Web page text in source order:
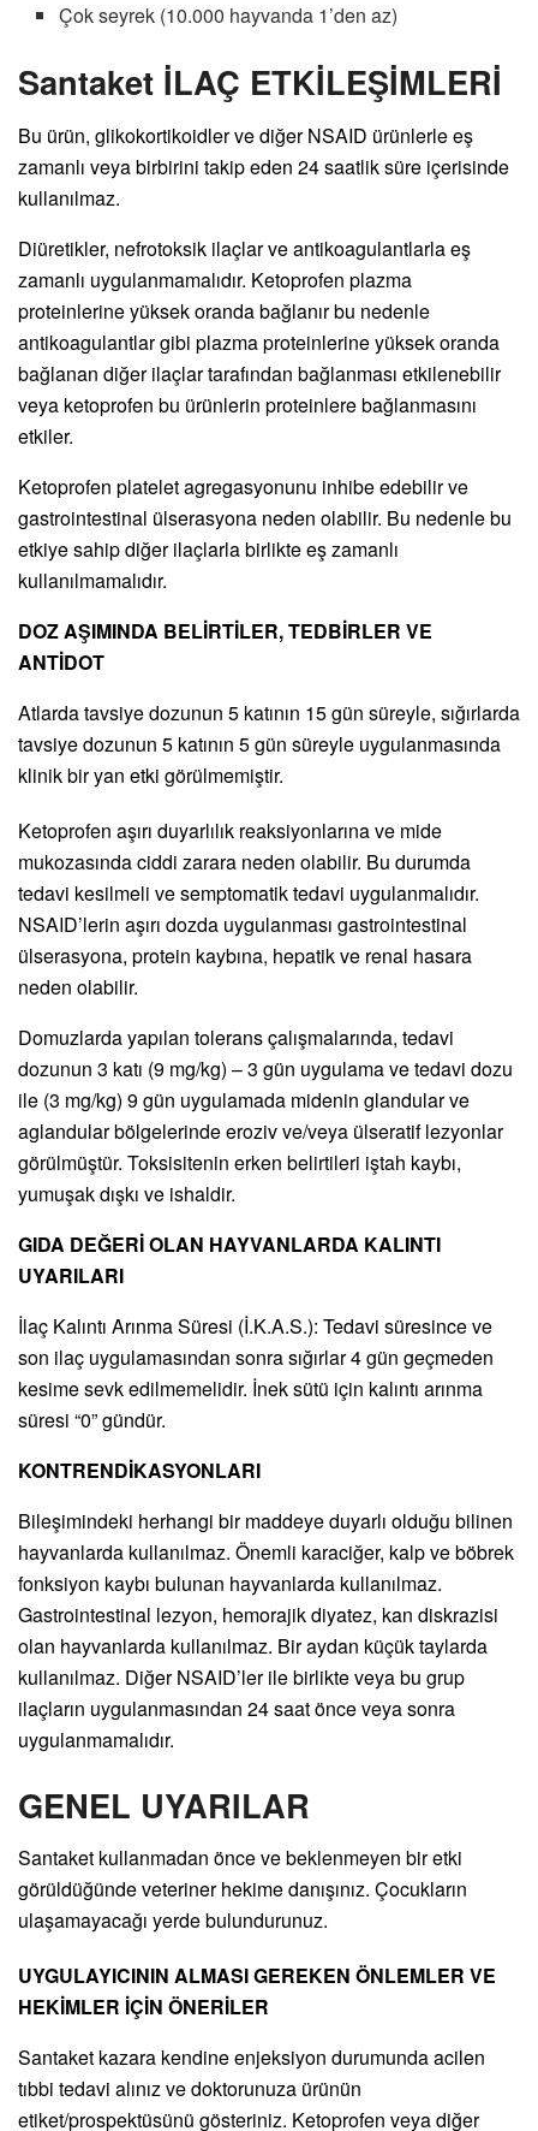
Çok seyrek (10.000 hayvanda 1’den az)
Santaket İLAÇ ETKİLEŞİMLERİ
Bu ürün, glikokortikoidler ve diğer NSAID ürünlerle eş
zamanlı veya birbirini takip eden 24 saatlik süre içerisinde
kullanılmaz.
Diüretikler, nefrotoksik ilaçlar ve antikoagulantlarla eş
zamanlı uygulanmamalıdır. Ketoprofen plazma
proteinlerine yüksek oranda bağlanır bu nedenle
antikoagulantlar gibi plazma proteinlerine yüksek oranda
bağlanan diğer ilaçlar tarafından bağlanması etkilenebilir
veya ketoprofen bu ürünlerin proteinlere bağlanmasını
etkiler.
Ketoprofen platelet agregasyonunu inhibe edebilir ve
gastrointestinal ülserasyona neden olabilir. Bu nedenle bu
etkiye sahip diğer ilaçlarla birlikte eş zamanlı
kullanılmamalıdır.
DOZ AŞIMINDA BELİRTİLER, TEDBİRLER VE
ANTİDOT
Atlarda tavsiye dozunun 5 katının 15 gün süreyle, sığırlarda
tavsiye dozunun 5 katının 5 gün süreyle uygulanmasında
klinik bir yan etki görülmemiştir.
Ketoprofen aşırı duyarlılık reaksiyonlarına ve mide
mukozasında ciddi zarara neden olabilir. Bu durumda
tedavi kesilmeli ve semptomatik tedavi uygulanmalıdır.
NSAID’lerin aşırı dozda uygulanması gastrointestinal
ülserasyona, protein kaybına, hepatik ve renal hasara
neden olabilir.
Domuzlarda yapılan tolerans çalışmalarında, tedavi
dozunun 3 katı (9 mg/kg) – 3 gün uygulama ve tedavi dozu
ile (3 mg/kg) 9 gün uygulamada midenin glandular ve
aglandular bölgelerinde eroziv ve/veya ülseratif lezyonlar
görülmüştür. Toksisitenin erken belirtileri iştah kaybı,
yumuşak dışkı ve ishaldir.
GIDA DEĞERİ OLAN HAYVANLARDA KALINTI
UYARILARI
İlaç Kalıntı Arınma Süresi (İ.K.A.S.): Tedavi süresince ve
son ilaç uygulamasından sonra sığırlar 4 gün geçmeden
kesime sevk edilmemelidir. İnek sütü için kalıntı arınma
süresi “0” gündür.
KONTRENDİKASYONLARI
Bileşimindeki herhangi bir maddeye duyarlı olduğu bilinen
hayvanlarda kullanılmaz. Önemli karaciğer, kalp ve böbrek
fonksiyon kaybı bulunan hayvanlarda kullanılmaz.
Gastrointestinal lezyon, hemorajik diyatez, kan diskrazisi
olan hayvanlarda kullanılmaz. Bir aydan küçük taylarda
kullanılmaz. Diğer NSAID’ler ile birlikte veya bu grup
ilaçların uygulanmasından 24 saat önce veya sonra
uygulanmamalıdır.
GENEL UYARILAR
Santaket kullanmadan önce ve beklenmeyen bir etki
görüldüğünde veteriner hekime danışınız. Çocukların
ulaşamayacağı yerde bulundurunuz.
UYGULAYICININ ALMASI GEREKEN ÖNLEMLER VE
HEKİMLER İÇİN ÖNERİLER
Santaket kazara kendine enjeksiyon durumunda acilen
tıbbi tedavi alınız ve doktorunuza ürünün
etiket/prospektüsünü gösteriniz. Ketoprofen veya diğer